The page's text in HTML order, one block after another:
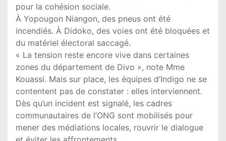
pour la cohésion sociale.
À Yopougon Niangon, des pneus ont été
incendiés. À Didoko, des voies ont été bloquées et
du matériel électoral saccagé.
« La tension reste encore vive dans certaines
zones du département de Divo », note Mme
Kouassi. Mais sur place, les équipes d’Indigo ne se
contentent pas de constater : elles interviennent.
Dès qu’un incident est signalé, les cadres
communautaires de l’ONG sont mobilisés pour
mener des médiations locales, rouvrir le dialogue